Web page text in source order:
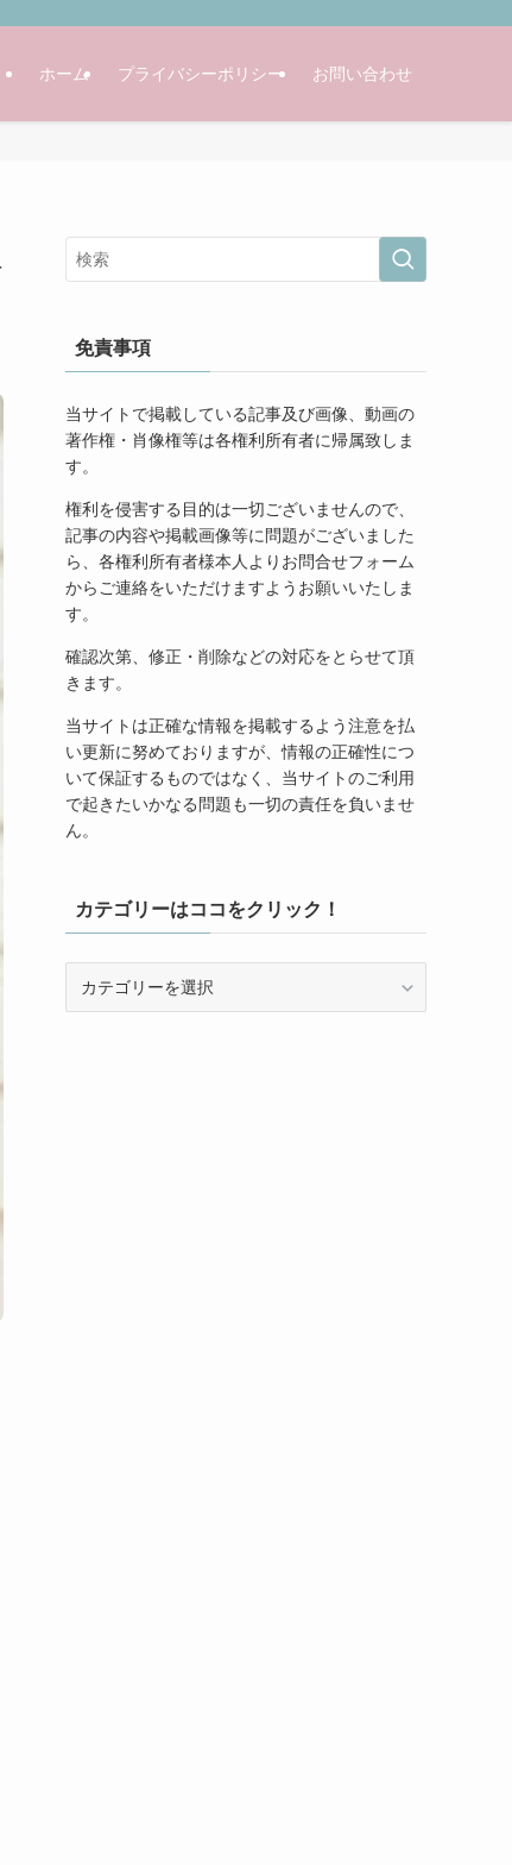
ホーム プライバシーポリシー お問い合わせ
免責事項
当サイトで掲載している記事及び画像、動画の
著作権・肖像権等は各権利所有者に帰属致しま
す。
権利を侵害する目的は一切ございませんので、
記事の内容や掲載画像等に問題がございました
ら、各権利所有者様本人よりお問合せフォーム
からご連絡をいただけますようお願いいたしま
す。
確認次第、修正・削除などの対応をとらせて頂
きます。
当サイトは正確な情報を掲載するよう注意を払
い更新に努めておりますが、情報の正確性につ
いて保証するものではなく、当サイトのご利用
で起きたいかなる問題も一切の責任を負いませ
ん。
カテゴリーはココをクリック！